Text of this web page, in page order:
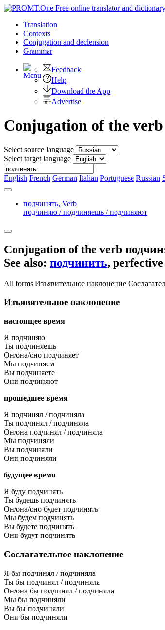
Translation
Contexts
Conjugation and declension
Grammar
Feedback
Help
Download the App
Advertise
Conjugation of the
Select source language
Select target language
English French German Italian Portuguese Russian
подчинять, Verb
подчиняю / подчиняешь / подчиняют
Conjugation of the verb
See also: подчинить, perfective
All forms Изъявительное наклонение
Изъявительное наклонение
настоящее время
Я подчиняю
Ты подчиняешь
Он/она/оно подчиняет
Мы подчиняем
Вы подчиняете
Они подчиняют
прошедшее время
Я подчинял / подчиняла
Ты подчинял / подчиняла
Он/она подчинял / подчиняла
Мы подчиняли
Вы подчиняли
Они подчиняли
будущее время
Я буду подчинять
Ты будешь подчинять
Он/она/оно будет подчинять
Мы будем подчинять
Вы будете подчинять
Они будут подчинять
Сослагательное наклонение
Я бы подчинял / подчиняла
Ты бы подчинял / подчиняла
Он/она бы подчинял / подчиняла
Мы бы подчиняли
Вы бы подчиняли
Они бы подчиняли